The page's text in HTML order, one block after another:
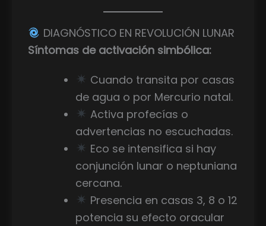
DIAGNÓSTICO EN REVOLUCIÓN LUNAR
Síntomas de activación simbólica:
Cuando transita por casas
de agua o por Mercurio natal.
Activa profecías o
advertencias no escuchadas.
Eco se intensifica si hay
conjunción lunar o neptuniana
cercana.
Presencia en casas 3, 8 o 12
potencia su efecto oracular